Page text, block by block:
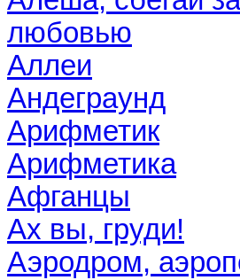
любовью
Аллеи
Андеграунд
Арифметик
Арифметика
Афганцы
Ах вы, груди!
Аэродром,